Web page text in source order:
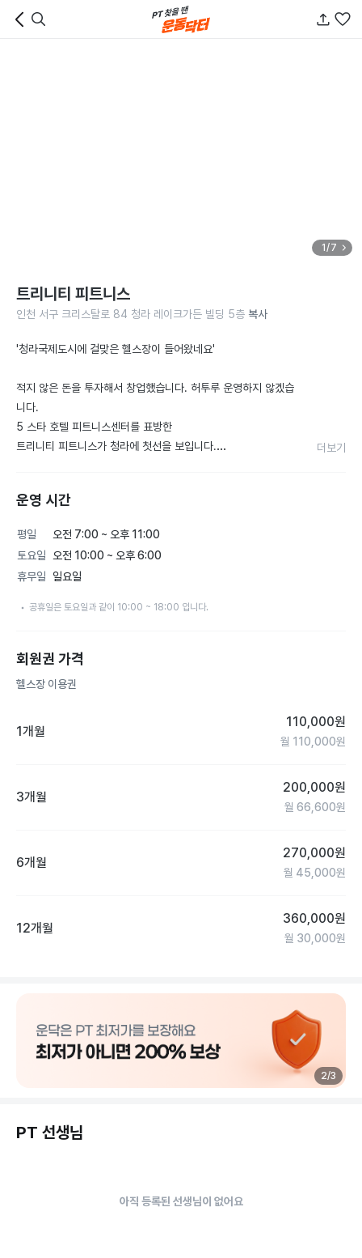
1/7
트리니티 피트니스
인천 서구 크리스탈로 84 청라 레이크가든 빌딩 5층 복사
'청라국제도시에 걸맞은 헬스장이 들어왔네요'
적지 않은 돈을 투자해서 창업했습니다. 허투루 운영하지 않겠습
니다.
5 스타 호텔 피트니스센터를 표방한
트리니티 피트니스가 청라에 첫선을 보입니다.
후기가 너무 맘에 들어서 적어보았습니다. 이 시설에 이 가격이
청라 헬스장 트리니티의 장점을 나열하자면 아래와 같습니다.
1) 피트니스 인플루언서가 가장 자주 오는 곳!
2) 상담 예약만 해도 체성분 측정 및 전문병원급 장비로 체형분
곳!
4) PT 안 받아도 눈치 안 주는 곳!
더보기
운영 시간
평일
오전 7:00 ~ 오후 11:00
토요일
오전 10:00 ~ 오후 6:00
휴무일
일요일
공휴일은 토요일과 같이 10:00 ~ 18:00 입니다.
회원권 가격
헬스장 이용권
1개월
110,000원
월 110,000원
3개월
200,000원
월 66,600원
6개월
270,000원
월 45,000원
12개월
360,000원
월 30,000원
2/3
PT 선생님
아직 등록된 선생님이 없어요